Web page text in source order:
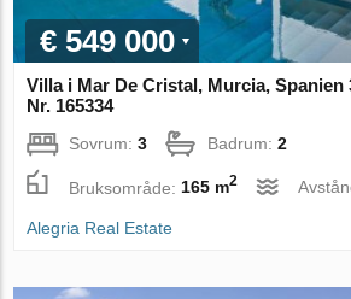
€ 549 000
Villa i Mar De Cristal, Murcia, Spanien
Nr. 165334
Sovrum:3 Badrum:2
Bruksområde:165 m2
Alegria Real Estate